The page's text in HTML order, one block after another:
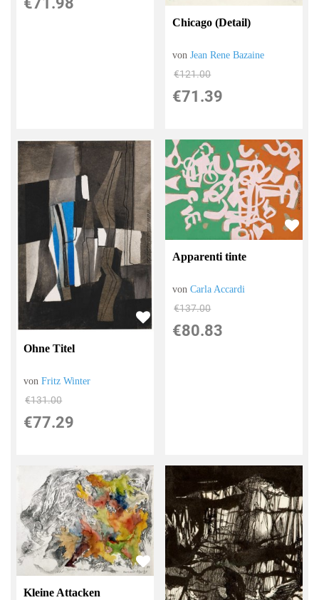
Chicago (Detail)
vonJean Rene Bazaine
€121.00
€71.39
Ohne Titel
vonFritz Winter
€131.00
€77.29
Apparenti tinte
vonCarla Accardi
€137.00
€80.83
Kleine Attacken